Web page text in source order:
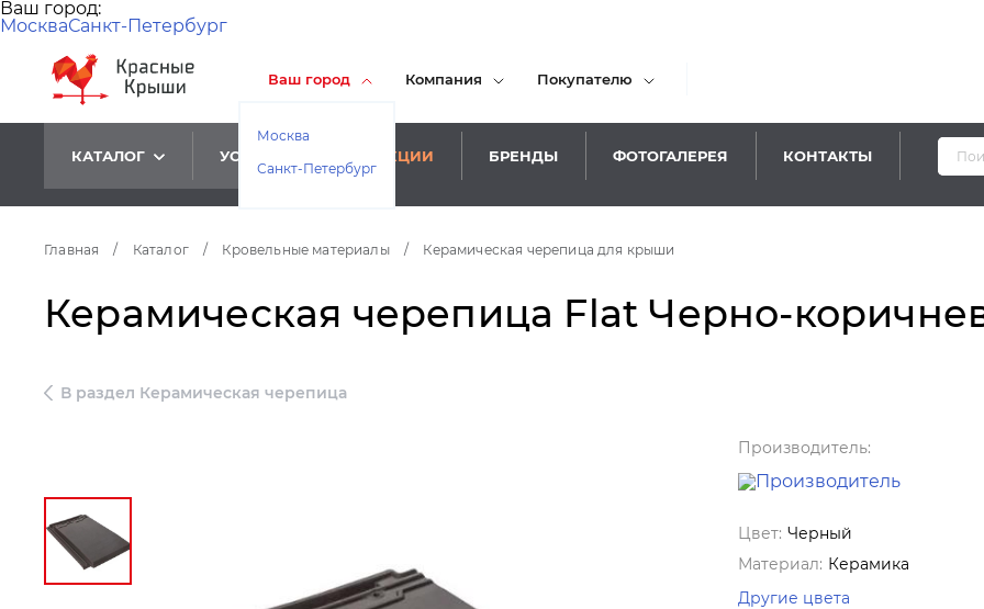
Ваш город:
МоскваСанкт-Петербург
Ваш город
Москва
Санкт-Петербург
Компания Покупателю
КАТАЛОГ УСЛУГИ АКЦИИ БРЕНДЫ ФОТОГАЛЕРЕЯ КОНТАКТЫ
Главная / Каталог / Кровельные материалы / Керамическая черепица для крыши
Керамическая черепица Flat Черно-
В раздел Керамическая черепица
Производитель:
Цвет: Черный
Материал: Керамика
Другие цвета